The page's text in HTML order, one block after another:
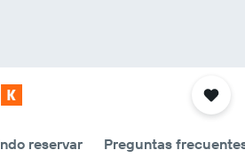
reservar Preguntas